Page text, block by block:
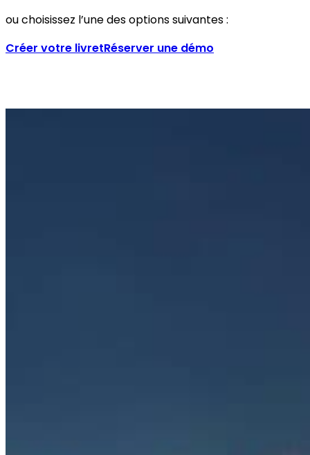
ou choisissez l’une des options suivantes :
Créer votre livretRéserver une démo